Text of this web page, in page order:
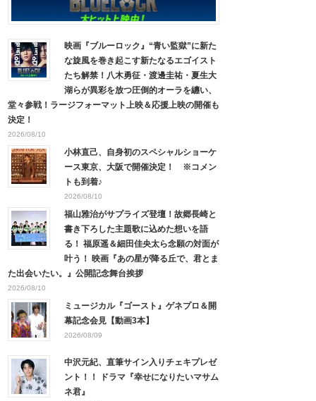
映画『ブルーロック』“青い監獄”に新た
な旋風を巻き起こす新たなるエゴイスト
たち解禁！八木勇征・渡邊圭祐・夏生大
湖らが異彩を放つ圧倒的オーラを纏い、
堂々参戦！ラージフォーマット上映＆応援上映の開催も
決定！
2026/08/10
小林直己、自身初のスペシャルショーケ
ース東京、大阪で開催決定！ ※コメン
トも到着♪
2026/08/10
福山雅治がサプライズ登壇！故郷長崎と
書き下ろした主題歌に込めた想いを語
る！ 福原遥＆細田佳央太ら念願の対面が
叶う！ 映画『あの星が降る丘で、君とま
た出会いたい。』公開記念舞台挨拶
2026/08/10
ミュージカル『ゴースト』ゲネプロ＆開
幕記念会見【動画3本】
2026/08/09
中沢元紀、直筆サイン入りチェキプレゼ
ント！！ ドラマ『幸せになりたいマサム
ネ君』